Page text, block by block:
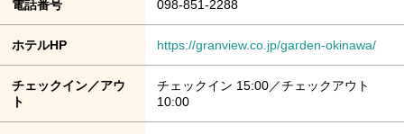
電話番号 098-851-2288
ホテルHP https://granview.co.jp/garden-okinawa/
チェックイン／アウ
ト
チェックイン 15:00／チェックアウト
10:00